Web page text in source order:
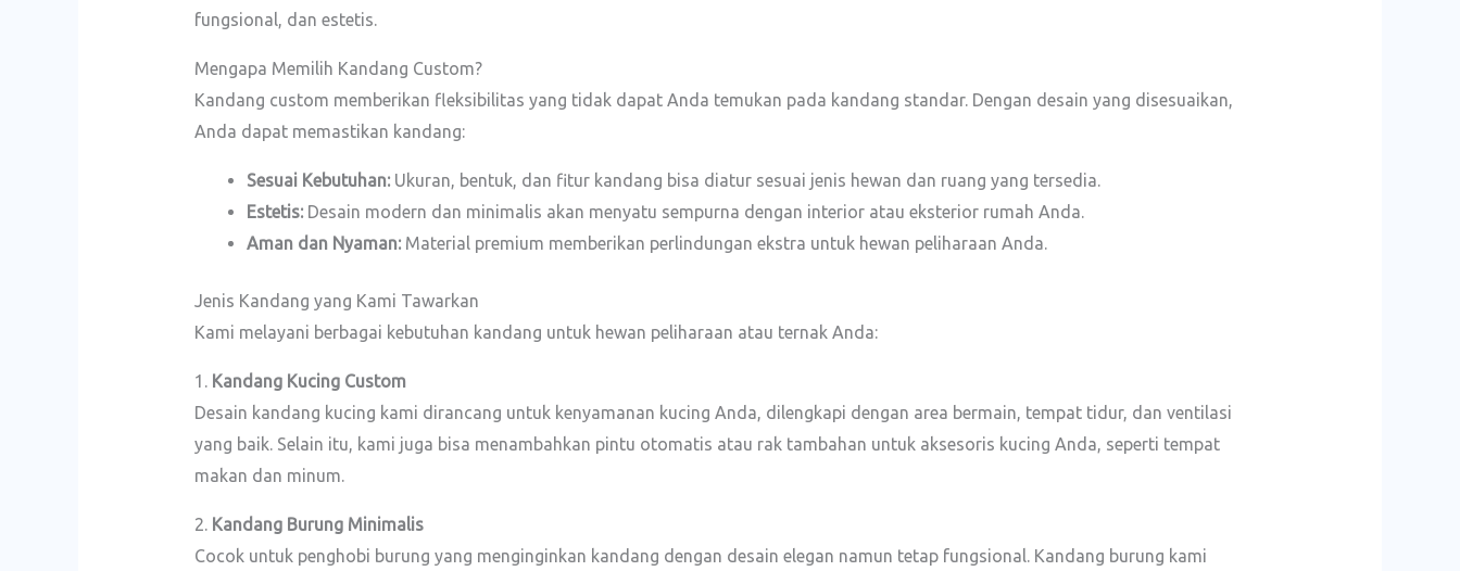
fungsional, dan estetis.
Mengapa Memilih Kandang Custom?
Kandang custom memberikan fleksibilitas yang tidak dapat Anda temukan pada kandang standar. Dengan desain yang disesuaikan,
Anda dapat memastikan kandang:
Sesuai Kebutuhan:Ukuran, bentuk, dan fitur kandang bisa diatur sesuai jenis hewan dan ruang yang tersedia.
Estetis:Desain modern dan minimalis akan menyatu sempurna dengan interior atau eksterior rumah Anda.
Aman dan Nyaman:Material premium memberikan perlindungan ekstra untuk hewan peliharaan Anda.
Jenis Kandang yang Kami Tawarkan
Kami melayani berbagai kebutuhan kandang untuk hewan peliharaan atau ternak Anda:
1. Kandang Kucing Custom
Desain kandang kucing kami dirancang untuk kenyamanan kucing Anda, dilengkapi dengan area bermain, tempat tidur, dan ventilasi
yang baik. Selain itu, kami juga bisa menambahkan pintu otomatis atau rak tambahan untuk aksesoris kucing Anda, seperti tempat
makan dan minum.
2. Kandang Burung Minimalis
Cocok untuk penghobi burung yang menginginkan kandang dengan desain elegan namun tetap fungsional. Kandang burung kami